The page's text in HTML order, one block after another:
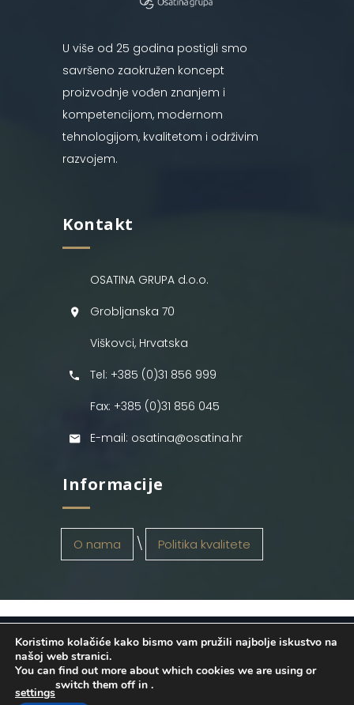
U više od 25 godina postigli smo
savršeno zaokružen koncept
proizvodnje vođen znanjem i
kompetencijom, modernom
tehnologijom, kvalitetom i održivim
razvojem.
Kontakt
OSATINA GRUPA d.o.o.
Grobljanska 70
Viškovci, Hrvatska
Tel: +385 (0)31 856 999
Fax: +385 (0)31 856 045
E-mail: osatina@osatina.hr
Informacije
O nama Politika kvalitete
OSATINA GRUPA d.o.o. 2026
. Configured
byINFOS Osijek. Sva prava pridržana.
Koristimo kolačiće kako bismo vam pružili najbolje iskustvo na
našoj web stranici.
You can find out more about which cookies we are using or
switch them off in
settings
.